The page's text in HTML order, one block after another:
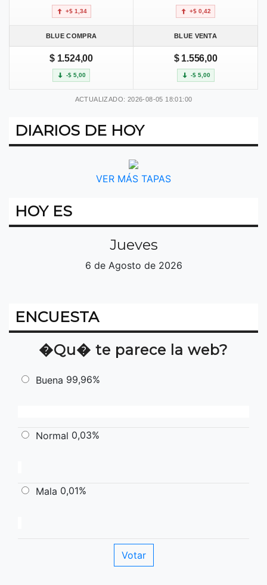
+$ 1,34 +$ 0,42
BLUE COMPRA BLUE VENTA
$ 1.524,00
-$ 5,00
$ 1.556,00
-$ 5,00
ACTUALIZADO: 2026-08-05 18:01:00
DIARIOS DE HOY
VER MÁS TAPAS
HOY ES
Jueves
6 de Agosto de 2026
ENCUESTA
�Qu� te parece la web?
Buena 99,96%
Normal 0,03%
Mala 0,01%